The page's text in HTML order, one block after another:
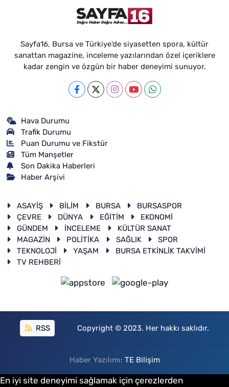
Sayfa16, Bursa ve Türkiye'de siyasetten spora, kültür
sanattan magazine, inceleme yazılarından özel içeriklere
kadar zengin ve özgün bir haber deneyimi sunuyor.
Hava Durumu
Trafik Durumu
Puan Durumu ve Fikstür
Tüm Manşetler
Son Dakika Haberleri
Haber Arşivi
ASAYİŞ BİLİM BURSA
BURSASPOR
ÇEVRE
DÜNYA EĞİTİM
EKONOMİ
GÜNDEM
İNCELEME
KÜLTÜR SANAT
MAGAZİN
POLİTİKA SAĞLIK
SPOR
TEKNOLOJİ
YAŞAM
BURSA ETKİNLİK TAKVİMİ
TV REHBERİ
RSS Copyright © 2023. Her hakkı saklıdır.
Haber Yazılımı: TE Bilişim
En iyi site deneyimi sağlamak için çerezlerden